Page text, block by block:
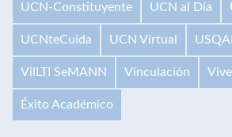
UCN-Constituyente UCN al Día
UCNteCuida UCN Virtual USQAI
VilLTI SeMANN Vinculación
Éxito Académico